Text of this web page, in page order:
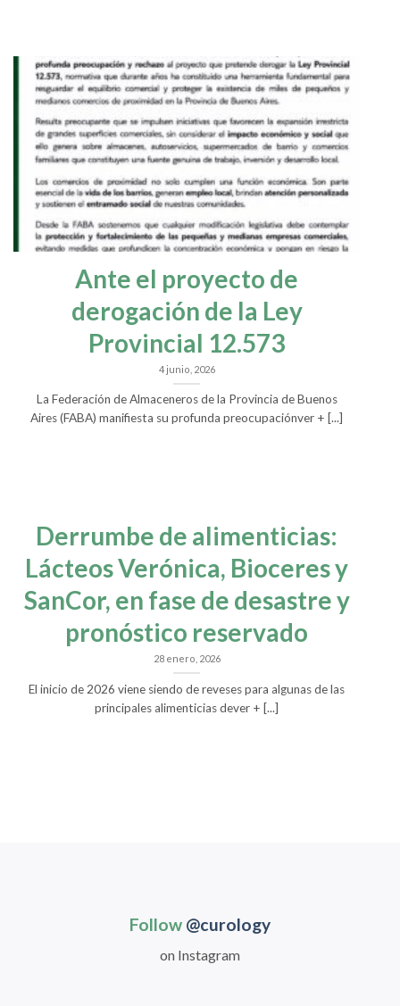
Ante el proyecto de
derogación de la Ley
Provincial 12.573
4 junio, 2026
La Federación de Almaceneros de la Provincia de Buenos
Aires (FABA) manifiesta su profunda preocupaciónver + [...]
Derrumbe de alimenticias:
Lácteos Verónica, Bioceres y
SanCor, en fase de desastre y
pronóstico reservado
28 enero, 2026
El inicio de 2026 viene siendo de reveses para algunas de las
principales alimenticias dever + [...]
Follow @curology
on Instagram